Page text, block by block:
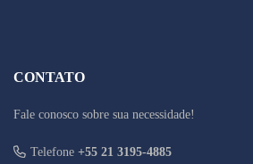
CONTATO
Fale conosco sobre sua necessidade!
Telefone +55 21 3195-4885